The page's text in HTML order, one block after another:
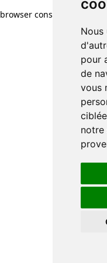
Nous
pour
de
vous
notre
browser console for more